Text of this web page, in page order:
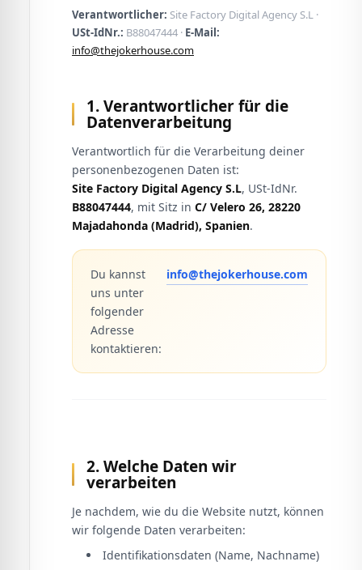
Verantwortlicher: Site Factory Digital Agency S.L ·
USt-IdNr.: B88047444 · E-Mail:
info@thejokerhouse.com
1. Verantwortlicher für die
Datenverarbeitung
Verantwortlich für die Verarbeitung deiner
personenbezogenen Daten ist:
Site Factory Digital Agency S.L, USt-IdNr.
B88047444, mit Sitz in C/ Velero 26, 28220
Majadahonda (Madrid), Spanien.
Du kannst
uns unter
folgender
Adresse
kontaktieren:
info@thejokerhouse.com
2. Welche Daten wir
verarbeiten
Je nachdem, wie du die Website nutzt, können
wir folgende Daten verarbeiten:
Identifikationsdaten (Name, Nachname)